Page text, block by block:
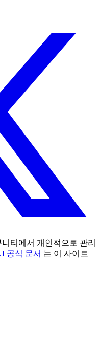
티에서 개인적으로 관리
공식 문서 는 이 사이트